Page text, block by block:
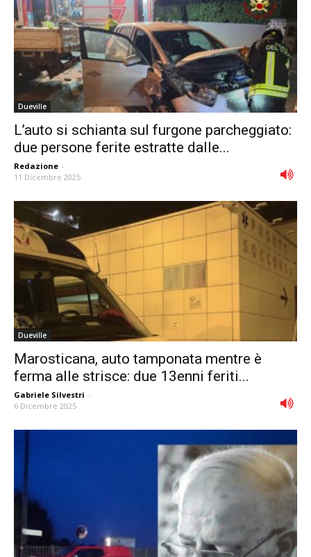
Dueville
L’auto si schianta sul furgone parcheggiato:
due persone ferite estratte dalle...
Redazione -
11 Dicembre 2025
Dueville
Marosticana, auto tamponata mentre è
ferma alle strisce: due 13enni feriti...
Gabriele Silvestri -
6 Dicembre 2025